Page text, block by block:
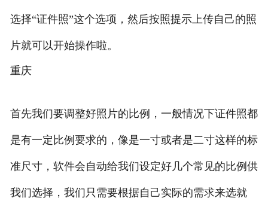
选择“证件照”这个选项，然后按照提示上传自己的照
片就可以开始操作啦。
重庆
首先我们要调整好照片的比例，一般情况下证件照都
是有一定比例要求的，像是一寸或者是二寸这样的标
准尺寸，软件会自动给我们设定好几个常见的比例供
我们选择，我们只需要根据自己实际的需求来选就